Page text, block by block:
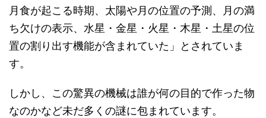
月食が起こる時期、太陽や月の位置の予測、月の満
ち欠けの表示、水星・金星・火星・木星・土星の位
置の割り出す機能が含まれていた」とされていま
す。
しかし、この驚異の機械は誰が何の目的で作った物
なのかなど未だ多くの謎に包まれています。